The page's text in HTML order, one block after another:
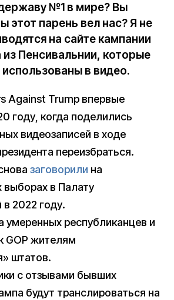
№1 в мире? Вы
этот парень вел нас? Я не
на сайте кампании
Пенсивальнии, которые
в видео.
Against Trump впервые
году, когда поделились
видеозаписей в ходе
переизбраться.
заговорили на
в Палату
в 2022 году.
умеренных республиканцев и
GOP жителям
штатов.
с отзывами бывших
будут транслироваться на